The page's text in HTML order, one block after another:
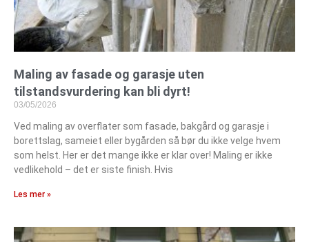
Maling av fasade og garasje uten
tilstandsvurdering kan bli dyrt!
03/05/2026
Ved maling av overflater som fasade, bakgård og garasje i
borettslag, sameiet eller bygården så bør du ikke velge hvem
som helst. Her er det mange ikke er klar over! Maling er ikke
vedlikehold – det er siste finish. Hvis
Les mer »